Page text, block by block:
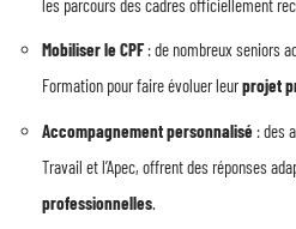
Mobiliser le CPF: de nombreux seniors
Formation pour faire évoluer leurprojet
Accompagnement personnalisé : des
Travail et l’Apec, offrent des réponses
professionnelles